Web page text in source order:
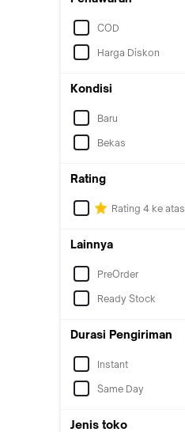
COD
Harga Diskon
Kondisi
Baru
Bekas
Rating
Rating 4 ke atas
Lainnya
PreOrder
Ready Stock
Durasi Pengiriman
Instant
Same Day
Jenis toko